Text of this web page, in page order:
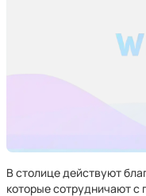
В столице действуют
которые сотрудничают